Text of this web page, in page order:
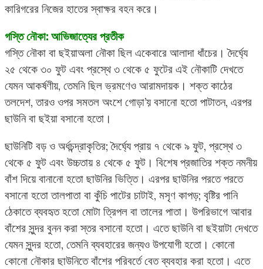
কারিগরের নিজের হাতের স্বাক্ষর বহন করে।
গস্তি নৌকা: আভিজাত্যের প্রতীক
গস্তি নৌকা বা ছইয়াঅলা নৌকা ছিল একেবারে আলাদা ধাঁচের। দৈর্ঘ্যে
২৫ থেকে ৩০ ফুট এবং প্রস্থে ৩ থেকে ৫ ফুটের এই নৌকাটি দেখতে
যেমন আকর্ষণীয়, তেমনি ছিল ভ্রমণেও আরামদায়ক। শক্ত কাঠের
তলদেশ, তারও ওপর সমতল অংশে গোড়া’য় বসানো হতো পাটাতন, এরপর
ছাউনি বা ছইয়া বসানো হতো।
ছাউনিটি বড় ও অর্ধচন্দ্রাকৃতির; দৈর্ঘ্যে প্রায় ৭ থেকে ৯ ফুট, প্রস্থে ৩
থেকে ৫ ফুট এবং উচ্চতায় ৪ থেকে ৫ ফুট। বিশেষ প্রজাতির শক্ত নমনীয়
বাঁশ দিয়ে বানানো হতো ছাউনির ভিত্তি। এরপর ছাউনির পরতে পরতে
বসানো হতো তালপাতা বা কুঁচি পাটের চাটাই, মসৃণ কাপড়; বৃষ্টির পানি
ঠেকাতে ব্যবহৃত হতো মোটা ত্রিপল বা তালের পাতা। উপরিভাগে আবার
বাঁশের সুন্দর বুনন করা স্তর বসানো হতো। এতে ছাউনি বা ছইয়াটা দেখতে
যেমন সুন্দর হতো, তেমনি ব্যবহারের জন্যও উপযোগী হতো। কোনো
কোনো নৌকার ছাউনিতে বাঁশের পরিবর্তে বেত ব্যবহার করা হতো। এতে